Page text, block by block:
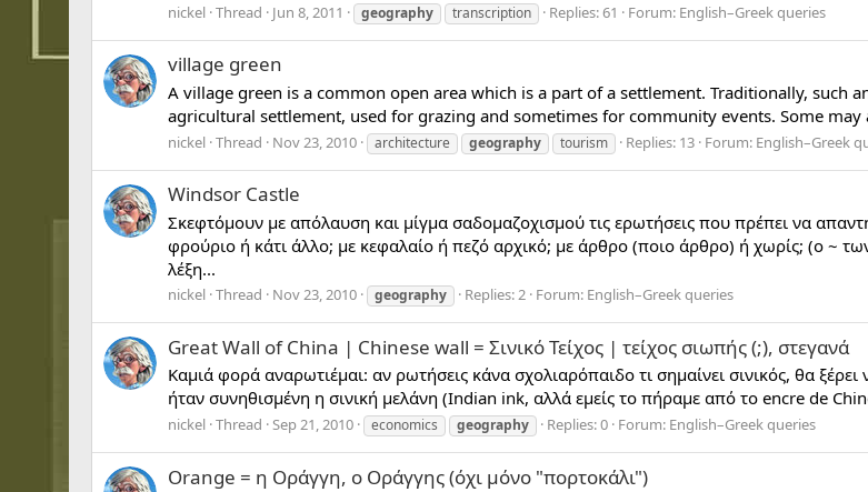
nickel Thread Jun 8, 2011 geography transcription Replies: 61 Forum: English–Greek queries
village green
A village green is a common open area which is a part of a settlement. Traditionally, such
agricultural settlement, used for grazing and sometimes for community events. Some
nickel Thread Nov 23, 2010 architecture geography tourism Replies: 13 Forum: English–Greek
Windsor Castle
Σκεφτόμουν με απόλαυση και μίγμα σαδομαζοχισμού τις ερωτήσεις που πρέπει να
φρούριο ή κάτι άλλο; με κεφαλαίο ή πεζό αρχικό; με άρθρο (ποιο άρθρο) ή χωρίς; (ο ~
λέξη...
nickel Thread Nov 23, 2010 geography Replies: 2 Forum: English–Greek queries
Great Wall of China | Chinese wall = Σινικό Τείχος | τείχος σιωπής (;), στεγανά
Καμιά φορά αναρωτιέμαι: αν ρωτήσεις κάνα σχολιαρόπαιδο τι σημαίνει σινικός, θα
ήταν συνηθισμένη η σινική μελάνη (Indian ink, αλλά εμείς το πήραμε από το encre de
nickel Thread Sep 21, 2010 economics geography Replies: 0 Forum: English–Greek queries
Orange = η Οράγγη, ο Οράγγης (όχι μόνο "πορτοκάλι")